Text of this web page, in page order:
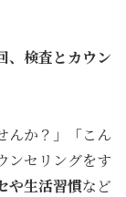
、検査とカウン
んか？」「こん
ンセリングをす
や生活習慣など